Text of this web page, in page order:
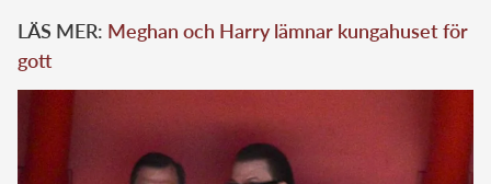
LÄS MER: Meghan och Harry lämnar kungahuset för
gott